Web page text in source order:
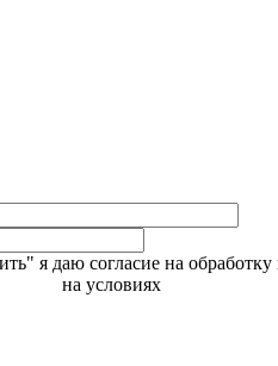
я даю согласие на
на условиях